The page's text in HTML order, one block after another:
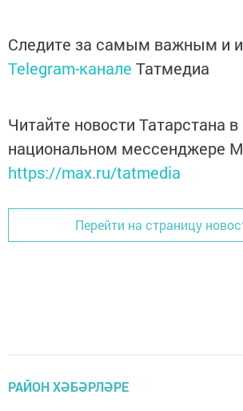
Следите за самым важным и
Telegram-канале Татмедиа
Читайте новости Татарстана в
национальном мессенджере
https://max.ru/tatmedia
Перейти на страницу
РАЙОН ХӘБӘРЛӘРЕ